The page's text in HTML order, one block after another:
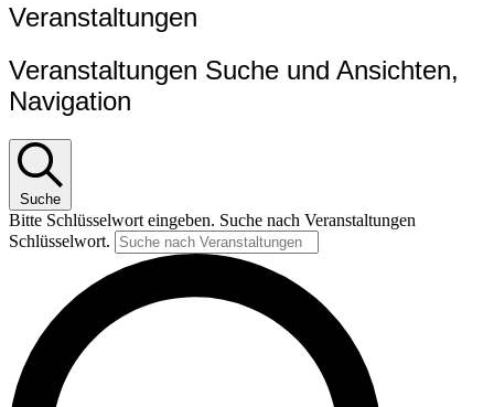
Veranstaltungen
Veranstaltungen Suche und Ansichten,
Navigation
Suche
Bitte Schlüsselwort eingeben. Suche nach Veranstaltungen
Schlüsselwort.